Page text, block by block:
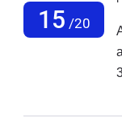
économique,
de maintien
15 /20